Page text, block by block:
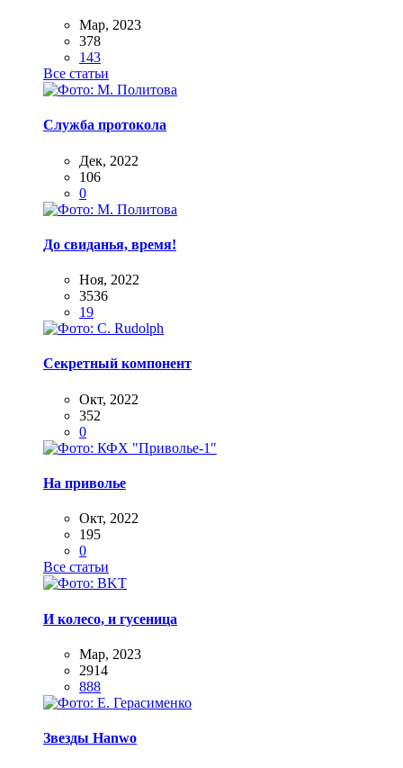
Мар, 2023
378
143
Все статьи
Служба протокола
Дек, 2022
106
0
До свиданья, время!
Ноя, 2022
3536
19
Секретный компонент
Окт, 2022
352
0
На приволье
Окт, 2022
195
0
Все статьи
И колесо, и гусеница
Мар, 2023
2914
888
Звезды Hanwo